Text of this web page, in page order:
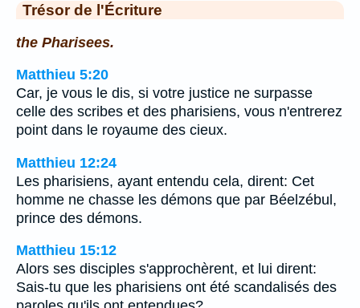
Trésor de l'Écriture
the Pharisees.
Matthieu 5:20
Car, je vous le dis, si votre justice ne surpasse
celle des scribes et des pharisiens, vous n'entrerez
point dans le royaume des cieux.
Matthieu 12:24
Les pharisiens, ayant entendu cela, dirent: Cet
homme ne chasse les démons que par Béelzébul,
prince des démons.
Matthieu 15:12
Alors ses disciples s'approchèrent, et lui dirent:
Sais-tu que les pharisiens ont été scandalisés des